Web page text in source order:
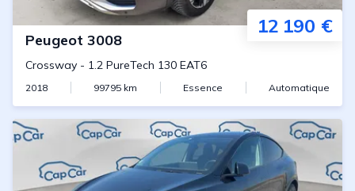
12 190 €
Peugeot 3008
Crossway - 1.2 PureTech 130 EAT6
2018 99795 km Essence Automatique